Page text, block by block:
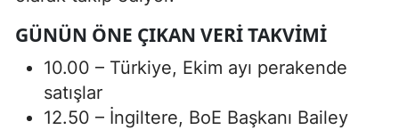
GÜNÜN ÖNE ÇIKAN VERI TAKVIMI
10.00 – Türkiye, Ekim ayı perakende
satışlar
12.50 – İngiltere, BoE Başkanı Bailey